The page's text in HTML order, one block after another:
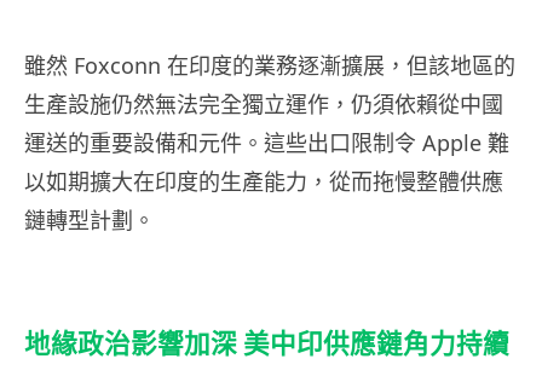
雖然 Foxconn 在印度的業務逐漸擴展，但該地區的
生產設施仍然無法完全獨立運作，仍須依賴從中國
運送的重要設備和元件。這些出口限制令 Apple 難
以如期擴大在印度的生產能力，從而拖慢整體供應
鏈轉型計劃。
地緣政治影響加深 美中印供應鏈角力持續